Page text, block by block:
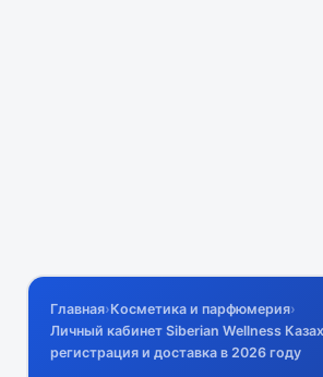
Главная›Косметика и парфюмерия›
Личный кабинет Siberian Wellness
регистрация и доставка в 2026 году